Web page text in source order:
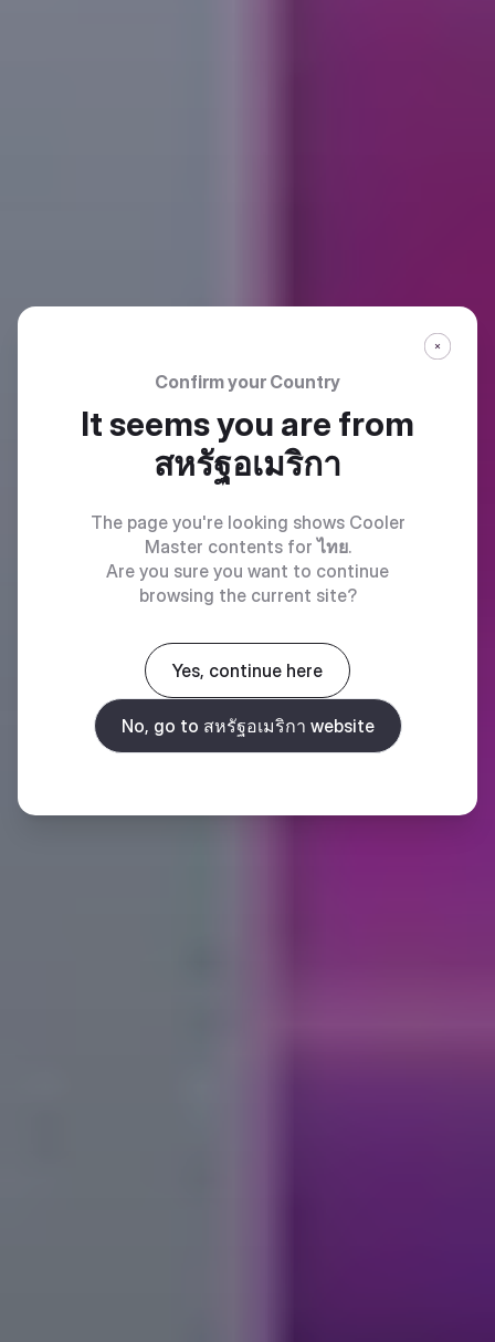
Confirm your Country
It seems you are from
สหรัฐอเมริกา
The page you're looking shows Cooler
Master contents forไทย.
Are you sure you want to continue
browsing the current site?
Yes, continue here
No, go to สหรัฐอเมริกา website